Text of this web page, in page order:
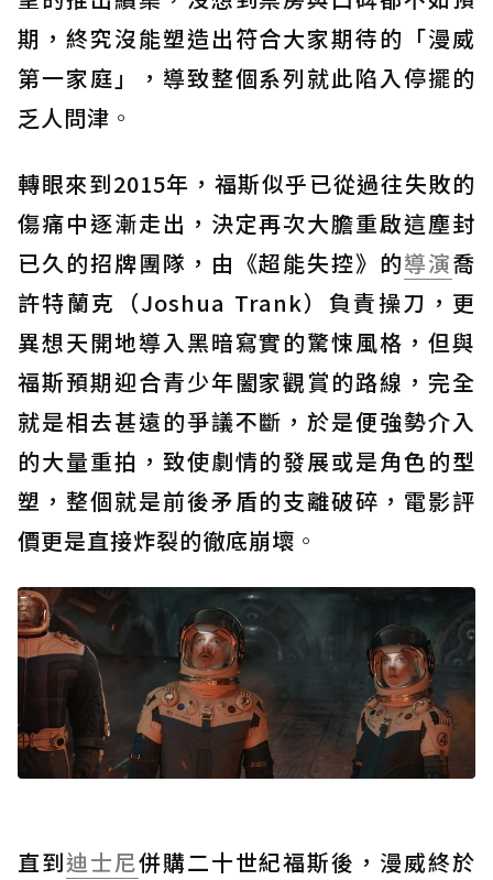
期，終究沒能塑造出符合大家期待的「漫威
第一家庭」，導致整個系列就此陷入停擺的
乏人問津 。
轉眼來到2015年，福斯似乎已從過往失敗的
傷痛中逐漸走出，決定再次大膽重啟這塵封
已久的招牌團隊，由《超能失控》的導演喬
許特蘭克（Joshua Trank）負責操刀，更
異想天開地導入黑暗寫實的驚悚風格，但與
福斯預期迎合青少年闔家觀賞的路線，完全
就是相去甚遠的爭議不斷，於是便強勢介入
的大量重拍，致使劇情的發展或是角色的型
塑，整個就是前後矛盾的支離破碎，電影評
價更是直接炸裂的徹底崩壞 。
直到迪士尼併購二十世紀福斯後，漫威終於